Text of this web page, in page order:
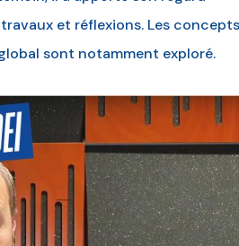
et réflexions. Les concepts
sont notamment exploré.